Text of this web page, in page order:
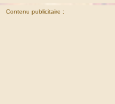
Contenu publicitaire :